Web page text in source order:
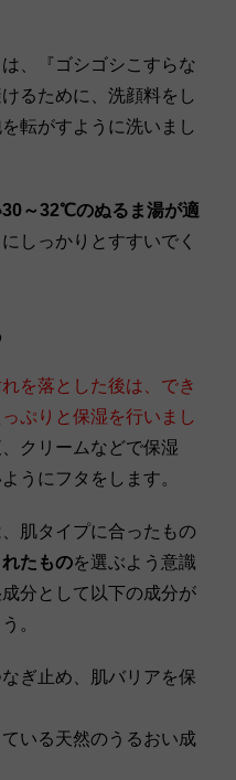
、『ゴシゴシこすらな
るために、洗顔料をし
転がすように洗いまし
～32℃のぬるま湯が適
しっかりとすすいでく
を落とした後は、でき
ぷりと保湿を行いまし
クリームなどで保湿
うにフタをします。
肌タイプに合ったもの
たものを選ぶよう意識
分として以下の成分が
。
ぎ止め、肌バリアを保
いる天然のうるおい成